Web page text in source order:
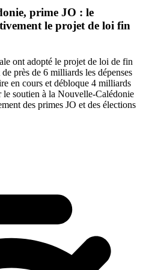
prime JO : le
le projet de loi fin
ont adopté le projet de loi de fin
près de 6 milliards les dépenses
en cours et débloque 4 milliards
le soutien à la Nouvelle-Calédonie
des primes JO et des élections